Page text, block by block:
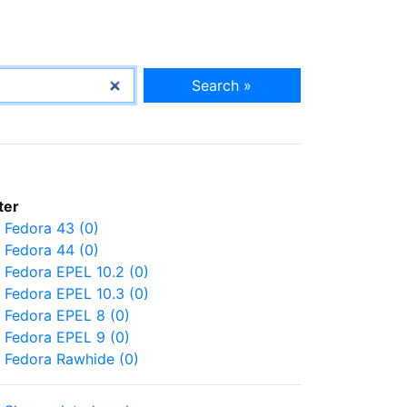
Search »
Fedora 43 (0)
Fedora 44 (0)
Fedora EPEL 10.2 (0)
Fedora EPEL 10.3 (0)
Fedora EPEL 8 (0)
Fedora EPEL 9 (0)
Fedora Rawhide (0)